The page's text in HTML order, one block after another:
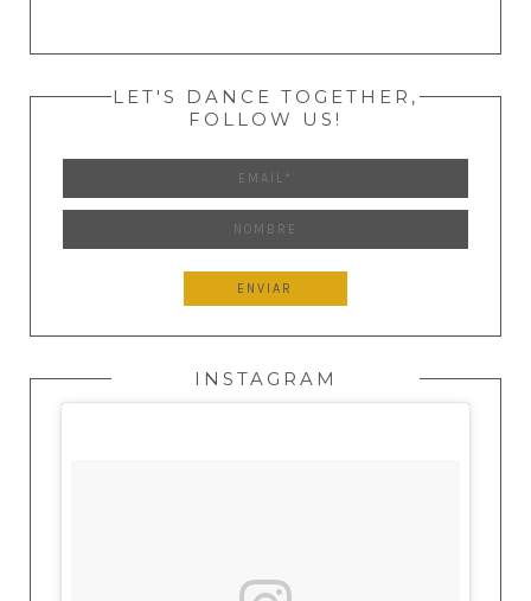
LET'S DANCE TOGETHER,
FOLLOW US!
INSTAGRAM